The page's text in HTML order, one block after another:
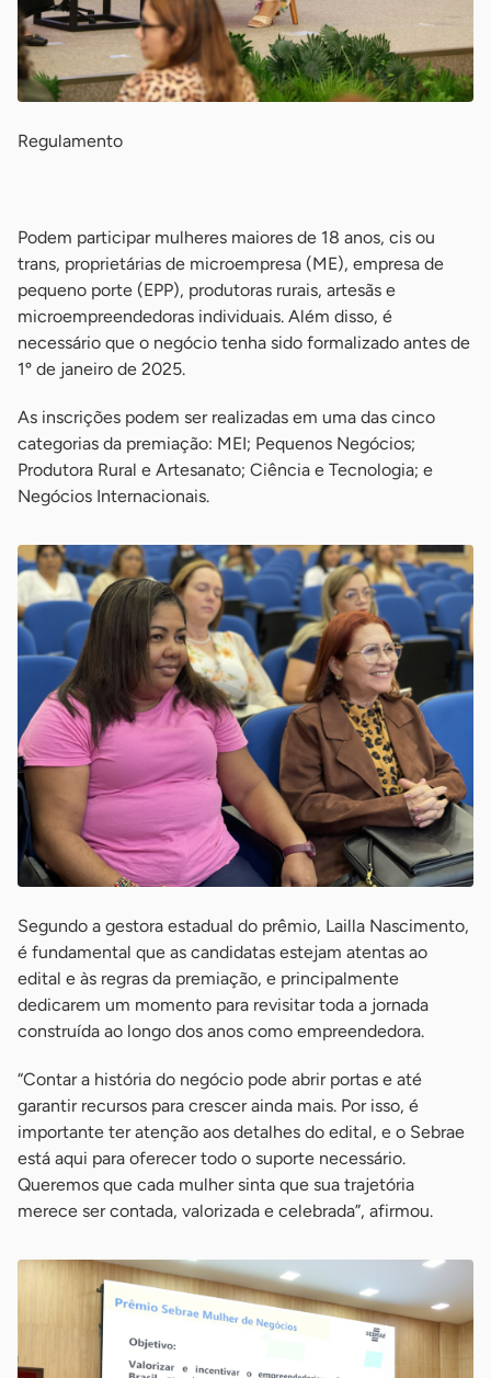
Regulamento
Podem participar mulheres maiores de 18 anos, cis ou
trans, proprietárias de microempresa (ME), empresa de
pequeno porte (EPP), produtoras rurais, artesãs e
microempreendedoras individuais. Além disso, é
necessário que o negócio tenha sido formalizado antes de
1º de janeiro de 2025.
As inscrições podem ser realizadas em uma das cinco
categorias da premiação: MEI; Pequenos Negócios;
Produtora Rural e Artesanato; Ciência e Tecnologia; e
Negócios Internacionais.
Segundo a gestora estadual do prêmio, Lailla Nascimento,
é fundamental que as candidatas estejam atentas ao
edital e às regras da premiação, e principalmente
dedicarem um momento para revisitar toda a jornada
construída ao longo dos anos como empreendedora.
“Contar a história do negócio pode abrir portas e até
garantir recursos para crescer ainda mais. Por isso, é
importante ter atenção aos detalhes do edital, e o Sebrae
está aqui para oferecer todo o suporte necessário.
Queremos que cada mulher sinta que sua trajetória
merece ser contada, valorizada e celebrada”, afirmou.